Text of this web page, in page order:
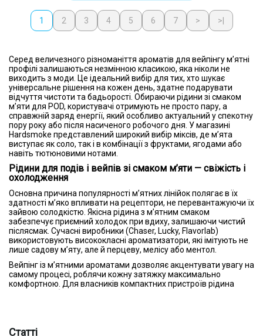
1 2 3 4 5 6 7 > >|
Серед величезного різноманіття ароматів для вейпінгу м’ятні
профілі залишаються незмінною класикою, яка ніколи не
виходить з моди. Це ідеальний вибір для тих, хто шукає
універсальне рішення на кожен день, здатне подарувати
відчуття чистоти та бадьорості. Обираючи рідини зі смаком
м’яти для POD, користувачі отримують не просто пару, а
справжній заряд енергії, який особливо актуальний у спекотну
пору року або після насиченого робочого дня. У магазині
Hardsmoke представлений широкий вибір міксів, де м’ята
виступає як соло, так і в комбінації з фруктами, ягодами або
навіть тютюновими нотами.
Рідини для подів і вейпів зі смаком м’яти — свіжість і
охолодження
Основна причина популярності м’ятних лінійок полягає в їх
здатності м’яко впливати на рецептори, не перевантажуючи їх
зайвою солодкістю. Якісна рідина з м’ятним смаком
забезпечує приємний холодок при вдиху, залишаючи чистий
післясмак. Сучасні виробники (Chaser, Lucky, Flavorlab)
використовують висококласні ароматизатори, які імітують не
лише садову м’яту, але й перцеву, мелісу або ментол.
Вейпінг із м’ятними ароматами дозволяє акцентувати увагу на
самому процесі, роблячи кожну затяжку максимально
комфортною. Для власників компактних пристроїв рідина
представлених у нашому каталозі.
Статті